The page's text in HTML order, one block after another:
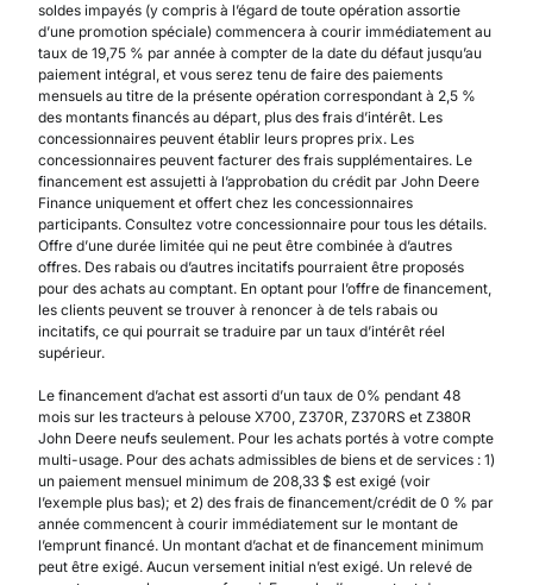
soldes impayés (y compris à l’égard de toute opération assortie
d’une promotion spéciale) commencera à courir immédiatement au
taux de 19,75 % par année à compter de la date du défaut jusqu’au
paiement intégral, et vous serez tenu de faire des paiements
mensuels au titre de la présente opération correspondant à 2,5 %
des montants financés au départ, plus des frais d’intérêt. Les
concessionnaires peuvent établir leurs propres prix. Les
concessionnaires peuvent facturer des frais supplémentaires. Le
financement est assujetti à l’approbation du crédit par John Deere
Finance uniquement et offert chez les concessionnaires
participants. Consultez votre concessionnaire pour tous les détails.
Offre d’une durée limitée qui ne peut être combinée à d’autres
offres. Des rabais ou d’autres incitatifs pourraient être proposés
pour des achats au comptant. En optant pour l’offre de financement,
les clients peuvent se trouver à renoncer à de tels rabais ou
incitatifs, ce qui pourrait se traduire par un taux d’intérêt réel
supérieur.
Le financement d’achat est assorti d’un taux de 0% pendant 48
mois sur les tracteurs à pelouse X700, Z370R, Z370RS et Z380R
John Deere neufs seulement. Pour les achats portés à votre compte
multi-usage. Pour des achats admissibles de biens et de services : 1)
un paiement mensuel minimum de 208,33 $ est exigé (voir
l’exemple plus bas); et 2) des frais de financement/crédit de 0 % par
année commencent à courir immédiatement sur le montant de
l’emprunt financé. Un montant d’achat et de financement minimum
peut être exigé. Aucun versement initial n’est exigé. Un relevé de